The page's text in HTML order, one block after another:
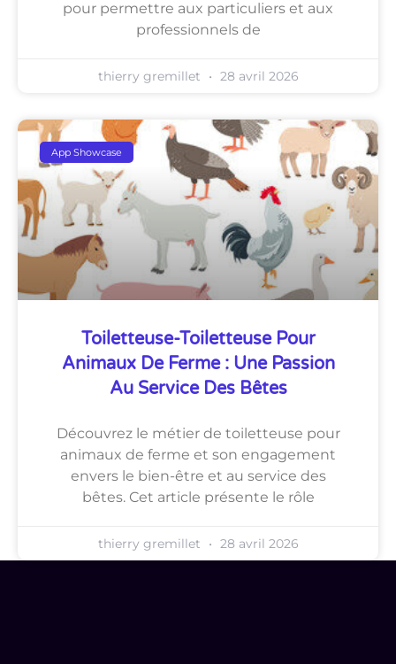
pour permettre aux particuliers et aux
professionnels de
thierry gremillet 28 avril 2026
App Showcase
Toiletteuse-Toiletteuse Pour
Animaux De Ferme : Une Passion
Au Service Des Bêtes
Découvrez le métier de toiletteuse pour
animaux de ferme et son engagement
envers le bien-être et au service des
bêtes. Cet article présente le rôle
thierry gremillet 28 avril 2026